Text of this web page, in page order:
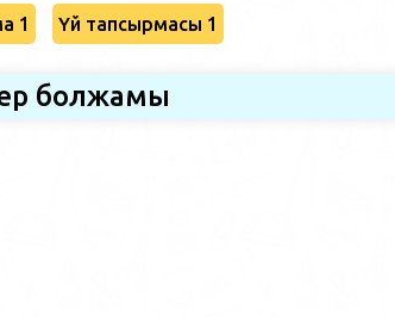
1 Үй тапсырмасы 1
болжамы